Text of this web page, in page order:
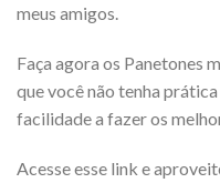
meus amigos.
Faça agora os Panetones
que você não tenha
facilidade a fazer os
Acesse esse link e